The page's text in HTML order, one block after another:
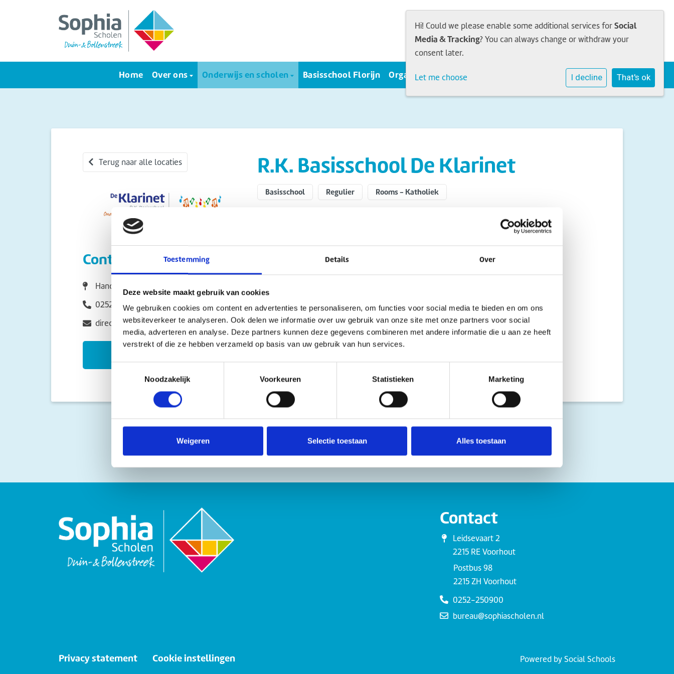
Toestemming Details Over
Deze website maakt gebruik van cookies
We gebruiken cookies om content en advertenties te personaliseren, om functies voor social media te bieden en om ons
websiteverkeer te analyseren. Ook delen we informatie over uw gebruik van onze site met onze partners voor social
media, adverteren en analyse. Deze partners kunnen deze gegevens combineren met andere informatie die u aan ze heeft
verstrekt of die ze hebben verzameld op basis van uw gebruik van hun services.
Toestemmingsselectie
Noodzakelijk
Voorkeuren Statistieken Marketing
Weigeren Selectie toestaan Alles toestaan
Home Over ons Onderwijs en scholen Basisschool Florijn Organisatie Sophia Academie Contact
Terug naar alle locaties
Contact
Handelstraat 34-36 2162AG Lisse
0252414408
directie.klarinet@sophiascholen.nl
R.K. Basisschool De Klarinet
Basisschool Regulier Rooms - Katholiek
Contact
Leidsevaart 2
2215 RE Voorhout
Postbus 98
2215 ZH Voorhout
0252-250900
bureau@sophiascholen.nl
Privacy statement Cookie instellingen Powered bySocial Schools
Hi! Could we please enable some additional services forSocial
Media & Tracking? You can always change or withdraw your
consent later.
Let me choose I decline That's ok